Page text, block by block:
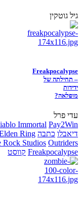
גיל גוטקין
Freakpocalypse
– תחילתה של
ידידות
מופלאה?
עדי פרל
Immortal Pay2Win
דיאבלו כתבה Ring
Rock Studios Outriders
Freakpocalypse קווסט